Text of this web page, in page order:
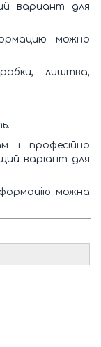
вариант для
можно
лиштва,
і професійно
варіант для
можна